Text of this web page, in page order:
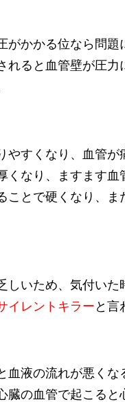
がかかる位なら問
れると血管壁が圧
やすくなり、血管
くなり、ますます
ことで硬くなり、
しいため、気付い
イレントキラー と言
血液の流れが悪くな
臓の血管で起こる